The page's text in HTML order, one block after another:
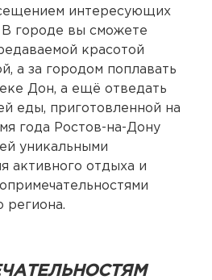
интересующих
В городе вы сможете
красотой
а за городом поплавать
Дон, а ещё отведать
еды, приготовленной на
года Ростов-на-Дону
уникальными
активного отдыха и
региона.